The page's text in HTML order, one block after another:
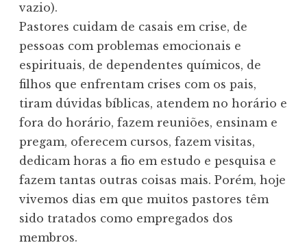
vazio).
Pastores cuidam de casais em crise, de
pessoas com problemas emocionais e
espirituais, de dependentes químicos, de
filhos que enfrentam crises com os pais,
tiram dúvidas bíblicas, atendem no horário e
fora do horário, fazem reuniões, ensinam e
pregam, oferecem cursos, fazem visitas,
dedicam horas a fio em estudo e pesquisa e
fazem tantas outras coisas mais. Porém, hoje
vivemos dias em que muitos pastores têm
sido tratados como empregados dos
membros.